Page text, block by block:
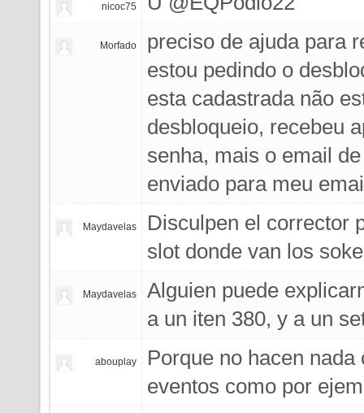
nicoc75
Morfado
preciso de ajuda para
estou pedindo o
esta cadastrada não
desbloqueio, recebeu
senha, mais o email
enviado para meu
Maydavelas
Disculpen el corrector
slot donde van los soke
Maydavelas
Alguien puede
a un iten 380, y a un
abouplay
Porque no hacen
eventos como por